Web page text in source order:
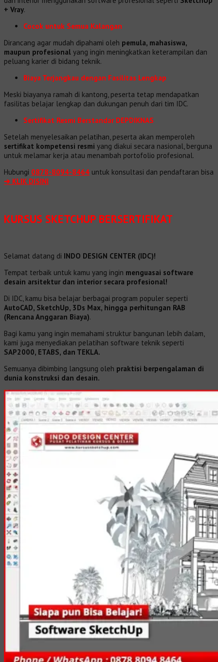
+ Vray.
Cocok untuk Semua Kalangan
Dirancang agar mudah dipahami oleh pemula, mahasiswa,
maupun profesional yang ingin meningkatkan keterampilan dan
peluang karier di bidang teknik.
Biaya Terjangkau dengan Fasilitas Lengkap
Meski biayanya ramah di kantong, peserta tetap mendapatkan
fasilitas belajar lengkap dan dukungan penuh dari tim IDC.
Sertifikat Resmi Berstandar DEPDIKNAS
Setelah menyelesaikan pelatihan, peserta akan memperoleh
sertifikat kompetensi resmi yang diakui secara nasional, berguna
untuk melamar kerja atau menambah portofolio profesional.
Hubungi 0878-8094-8464 untuk konsultasi dan pendaftaran bisa
➔ KLIK DISINI
KURSUS SKETCHUP BERSERTIFIKAT
Selamat datang di INDO DESIGN CENTER (IDC)!
Tempat terbaik untuk kamu yang ingin menguasai software
desain arsitektur dan interior secara profesional!
Di IDC, kamu bisa belajar berbagai program populer seperti
AutoCAD, SketchUp, 3Ds Max, hingga perhitungan RAB
(Rencana Anggaran Biaya).
Bagi kamu yang ingin memahami struktur bangunan lebih dalam,
kami juga menyediakan pelatihan software teknik seperti
SAP2000, ETABS, dan TEKLA.
Semuanya dibimbing langsung oleh praktisi berpengalaman di
dunia konstruksi dan desain.